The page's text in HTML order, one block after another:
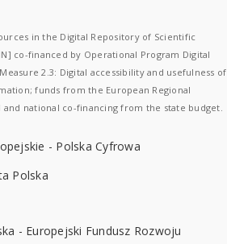
in the Digital Repository of Scientific
co-financed by Operational Program Digital
2.3: Digital accessibility and usefulness of
funds from the European Regional
and national co-financing from the state budget.